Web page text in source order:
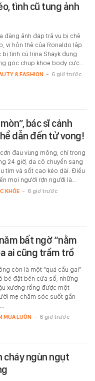
tình cũ tung ảnh
đăng ảnh đáp trả vụ bị chê
vị hôn thê của Ronaldo lập
bị tình cũ Irina Shayk đụng
góc chụp khoe body cực…
& FASHION - 6 giờ trước
bác sĩ cảnh
dẫn đến tử vong!
đau vùng mông, chỉ trong
24 giờ, da cô chuyển sang
tím và sốt cao kéo dài. Điều
mọi người rợn người là…
KHỎE - 6 giờ trước
bất ngờ “nằm
ai cũng trầm trồ
còn là một “quả cầu gai”
bé đặt bên cửa sổ, những
xương rồng được một
mẹ chăm sóc suốt gần
MUA LUÔN - 6 giờ trước
cháy ngùn ngụt